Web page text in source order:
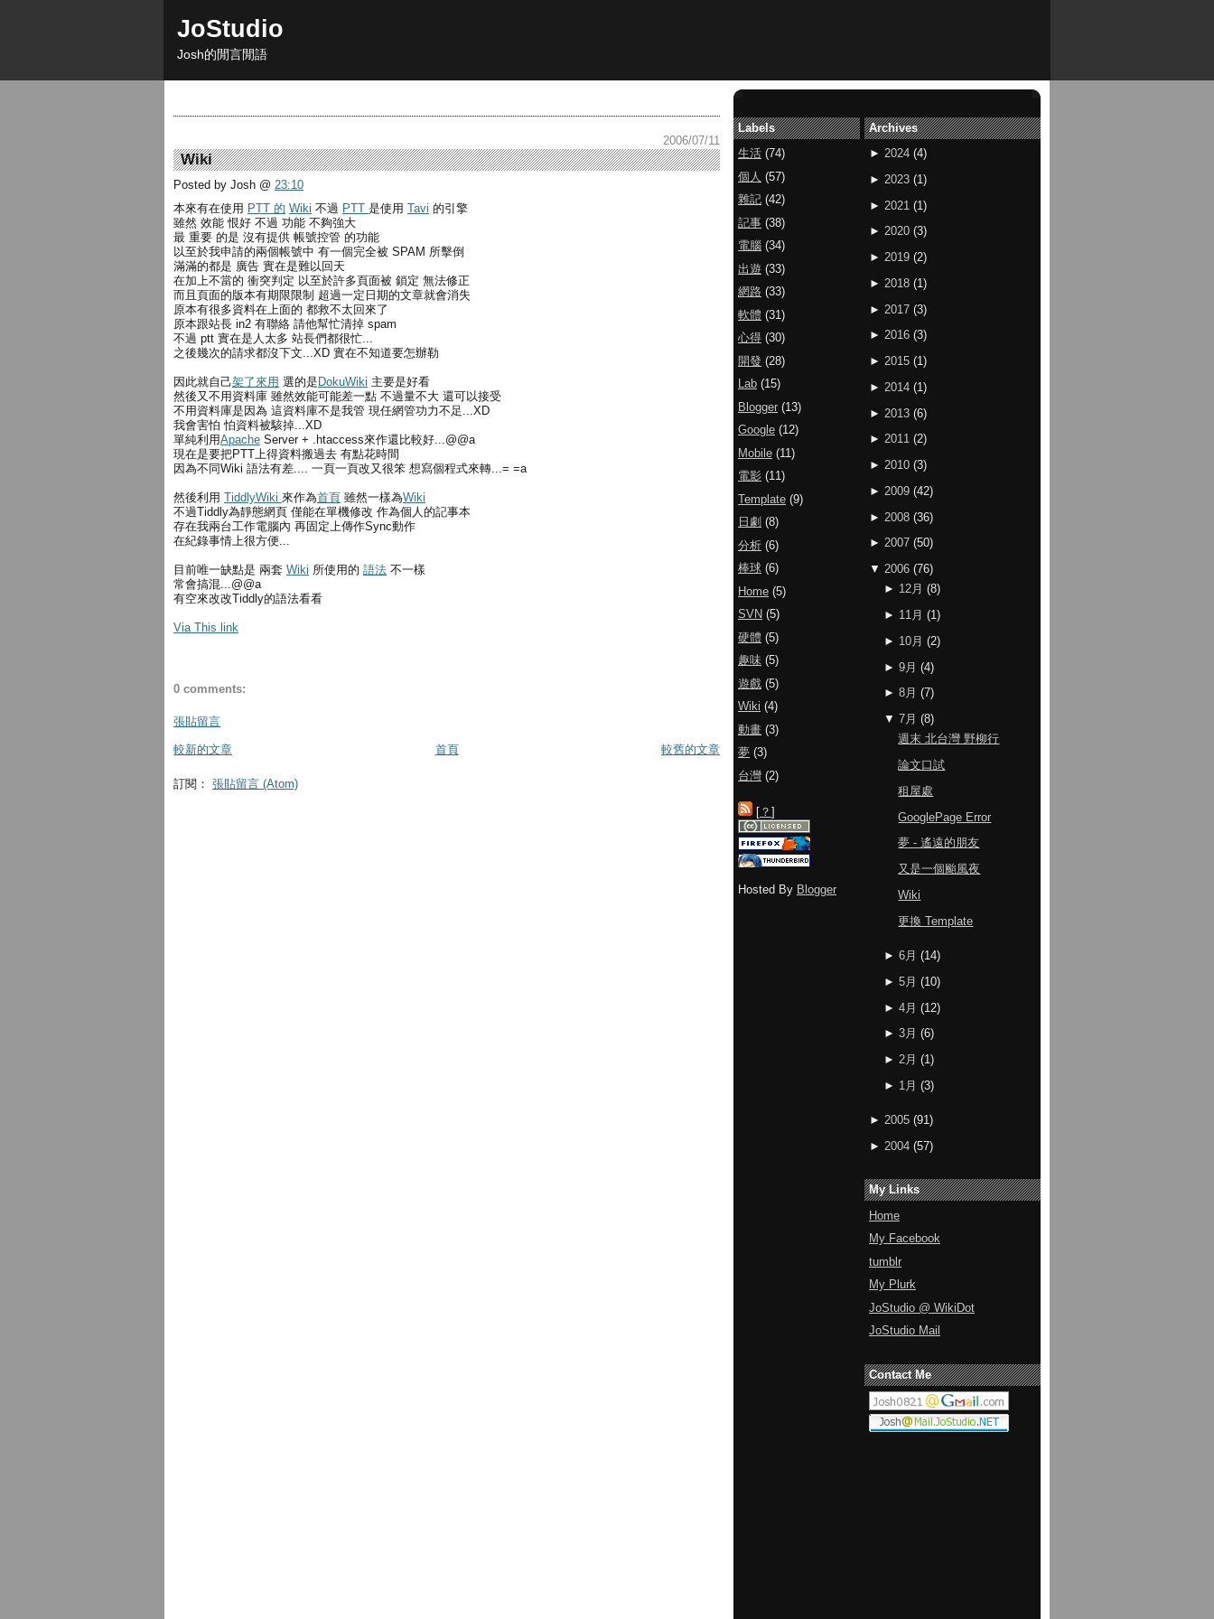
JoStudio
Josh的閒言閒語
2006/07/11
Wiki
Posted by Josh @ 23:10
本來有在使用 PTT 的 Wiki 不過 PTT 是使用 Tavi 的引擎
雖然 效能 恨好 不過 功能 不夠強大
最 重要 的是 沒有提供 帳號控管 的功能
以至於我申請的兩個帳號中 有一個完全被 SPAM 所擊倒
滿滿的都是 廣告 實在是難以回天
在加上不當的 衝突判定 以至於許多頁面被 鎖定 無法修正
而且頁面的版本有期限限制 超過一定日期的文章就會消失
原本有很多資料在上面的 都救不太回來了
原本跟站長 in2 有聯絡 請他幫忙清掉 spam
不過 ptt 實在是人太多 站長們都很忙...
之後幾次的請求都沒下文...XD 實在不知道要怎辦勒
因此就自己架了來用 選的是 DokuWiki 主要是好看
然後又不用資料庫 雖然效能可能差一點 不過量不大 還可以接受
不用資料庫是因為 這資料庫不是我管 現任網管功力不足...XD
我會害怕 怕資料被駭掉...XD
單純利用Apache Server + .htaccess來作還比較好...@@a
現在是要把PTT上得資料搬過去 有點花時間
因為不同Wiki 語法有差.... 一頁一頁改又很笨 想寫個程式來轉...= =a
然後利用 TiddlyWiki 來作為首頁 雖然一樣為Wiki
不過Tiddly為靜態網頁 僅能在單機修改 作為個人的記事本
存在我兩台工作電腦內 再固定上傳作Sync動作
在紀錄事情上很方便...
目前唯一缺點是 兩套 Wiki 所使用的 語法 不一樣
常會搞混...@@a
有空來改改Tiddly的語法看看
Via This link
0 comments:
張貼留言
較新的文章 較舊的文章
首頁
訂閱： 張貼留言 (Atom)
Archives
► 2024 (4)
► 2023 (1 )
► 2021 (1)
► 2020 (3)
► 2019 (2)
► 2018 (1 )
► 2017 (3)
► 2016 (3)
► 2015 (1)
► 2014 (1 )
► 2013 (6)
► 2011 (2)
► 2010 (3)
► 2009 (42)
► 2008 (36)
► 2007 (50)
▼ 2006 (76)
► 12月 (8)
► 11月 (1)
► 10月 (2)
► 9月 (4)
► 8月 (7)
▼ 7月 (8)
週末 北台灣 野柳行
論文口試
租屋處
GooglePage Error
夢 - 遙遠的朋友
又是一個颱風夜
Wiki
更換 Template
► 6月 (14)
► 5月 (10)
► 4月 (12)
► 3月 (6)
► 2月 (1)
► 1月 (3)
► 2005 (91)
► 2004 (57)
My Links
Home
My Facebook
tumblr
My Plurk
JoStudio @ WikiDot
JoStudio Mail
Contact Me
Labels
生活 (74)
個人 (57)
雜記 (42)
記事 (38)
電腦 (34)
出遊 (33)
網路 (33)
軟體 (31)
心得 (30)
開發 (28)
Lab (15)
Blogger (13)
Google (12)
Mobile (11)
電影 (11)
Template (9)
日劇 (8)
分析 (6)
棒球 (6)
Home (5)
SVN (5)
硬體 (5)
趣味 (5)
遊戲 (5)
Wiki (4)
動畫 (3)
夢 (3)
台灣 (2)
[ ？ ]
Hosted By Blogger